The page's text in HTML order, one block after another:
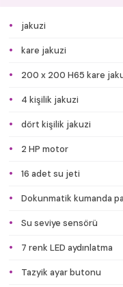
jakuzi
kare jakuzi
200 x 200 H65 kare
4 kişilik jakuzi
dört kişilik jakuzi
2 HP motor
16 adet su jeti
Dokunmatik kumanda
Su seviye sensörü
7 renk LED aydınlatma
Tazyik ayar butonu